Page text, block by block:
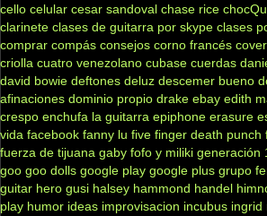
cello celular cesar sandoval chase rice
clarinete clases de guitarra por skype clases
comprar compás consejos corno francés
criolla cuatro venezolano cubase cuerdas
david bowie deftones deluz descemer bueno
afinaciones dominio propio drake ebay edith
crespo enchufa la guitarra epiphone erasure
vida facebook fanny lu five finger death punch
fuerza de tijuana gaby fofo y miliki generación
goo goo dolls google play google plus grupo
guitar hero gusi halsey hammond handel
play humor ideas improvisacion incubus ingrid